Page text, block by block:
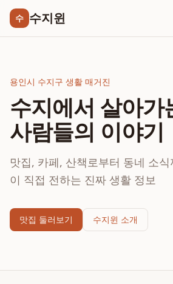
수 수지윈
용인시 수지구 생활 매거진
수지에서 살아가
사람들의 이야기
맛집, 카페, 산책로부터 동네 소
이 직접 전하는 진짜 생활 정보
맛집 둘러보기 수지윈 소개